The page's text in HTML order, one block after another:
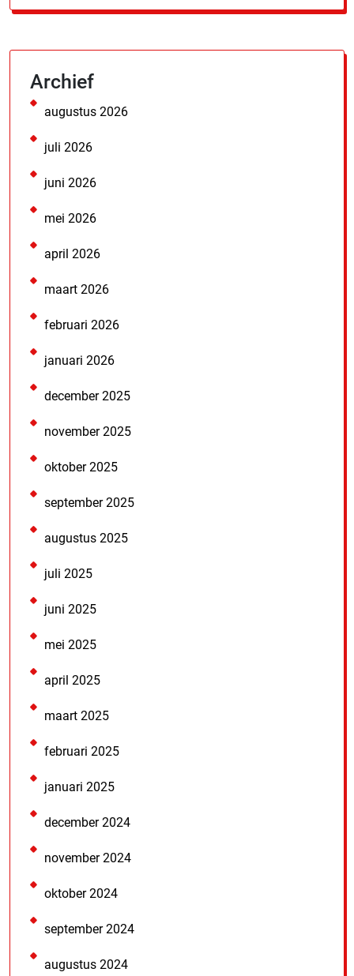
Archief
augustus 2026
juli 2026
juni 2026
mei 2026
april 2026
maart 2026
februari 2026
januari 2026
december 2025
november 2025
oktober 2025
september 2025
augustus 2025
juli 2025
juni 2025
mei 2025
april 2025
maart 2025
februari 2025
januari 2025
december 2024
november 2024
oktober 2024
september 2024
augustus 2024